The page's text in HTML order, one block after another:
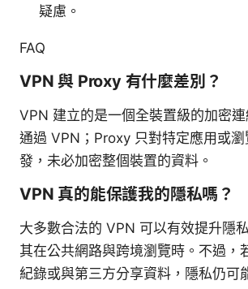
疑慮。
FAQ
VPN 與 Proxy 有什麼差別？
VPN 建立的是一個全裝置級的加密
通過 VPN；Proxy 只對特定應用或
發，未必加密整個裝置的資料。
VPN 真的能保護我的隱私嗎？
大多數合法的 VPN 可以有效提升隱
其在公共網路與跨境瀏覽時。不過，
紀錄或與第三方分享資料，隱私仍可